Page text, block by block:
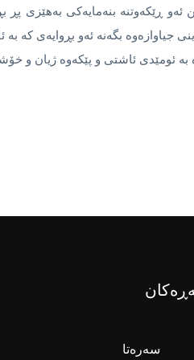
ئەو ڕێکەوتنە بنەمایەکى بەهێزى
جیاوازەوە بگەنە ئەو بڕوایەى کە بە
بە ئومێدى ئاشتى و پێکەوە ژیان و
سەرەتا